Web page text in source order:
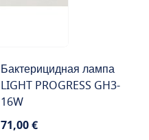
Бактерицидная лампа
LIGHT PROGRESS GH3-
16W
71,00 €